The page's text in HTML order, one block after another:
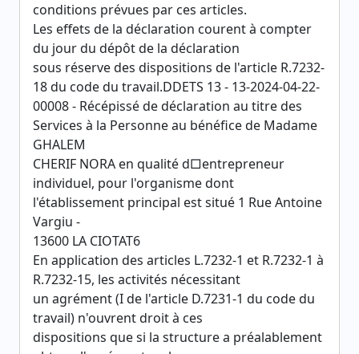
conditions prévues par ces articles.
Les effets de la déclaration courent à compter
du jour du dépôt de la déclaration
sous réserve des dispositions de l'article R.7232-
18 du code du travail.DDETS 13 - 13-2024-04-22-
00008 - Récépissé de déclaration au titre des
Services à la Personne au bénéfice de Madame
GHALEM
CHERIF NORA en qualité d□entrepreneur
individuel, pour l'organisme dont
l'établissement principal est situé 1 Rue Antoine
Vargiu -
13600 LA CIOTAT6
En application des articles L.7232-1 et R.7232-1 à
R.7232-15, les activités nécessitant
un agrément (I de l'article D.7231-1 du code du
travail) n'ouvrent droit à ces
dispositions que si la structure a préalablement